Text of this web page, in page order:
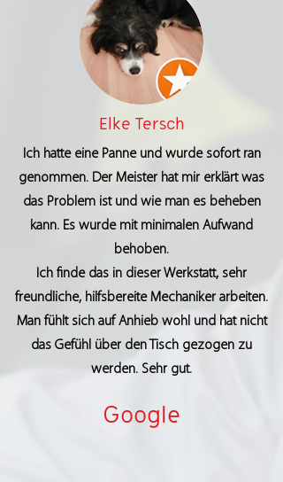
Elke Tersch
Ich hatte eine Panne und wurde sofort ran
genommen. Der Meister hat mir erklärt was
das Problem ist und wie man es beheben
kann. Es wurde mit minimalen Aufwand
behoben.
Ich finde das in dieser Werkstatt, sehr
freundliche, hilfsbereite Mechaniker arbeiten.
Man fühlt sich auf Anhieb wohl und hat nicht
das Gefühl über den Tisch gezogen zu
werden. Sehr gut.
Google